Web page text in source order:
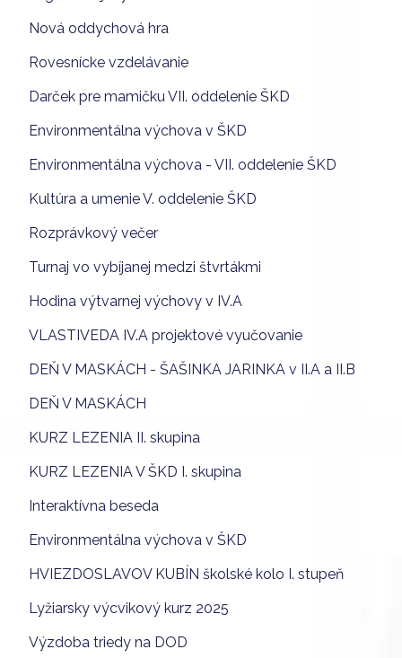
Nová oddychová hra
Rovesnícke vzdelávanie
Darček pre mamičku VII. oddelenie ŠKD
Environmentálna výchova v ŠKD
Environmentálna výchova - VII. oddelenie ŠKD
Kultúra a umenie V. oddelenie ŠKD
Rozprávkový večer
Turnaj vo vybíjanej medzi štvrtákmi
Hodina výtvarnej výchovy v IV.A
VLASTIVEDA IV.A projektové vyučovanie
DEŇ V MASKÁCH - ŠAŠINKA JARINKA v II.A a II.B
DEŇ V MASKÁCH
KURZ LEZENIA II. skupina
KURZ LEZENIA V ŠKD I. skupina
Interaktívna beseda
Environmentálna výchova v ŠKD
HVIEZDOSLAVOV KUBÍN školské kolo I. stupeň
Lyžiarsky výcvikový kurz 2025
Výzdoba triedy na DOD